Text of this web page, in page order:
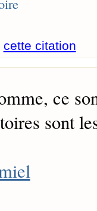
cette citation
ce
sont